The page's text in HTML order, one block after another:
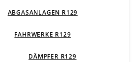
ABGASANLAGEN R129
FAHRWERKE R129
DÄMPFER R129